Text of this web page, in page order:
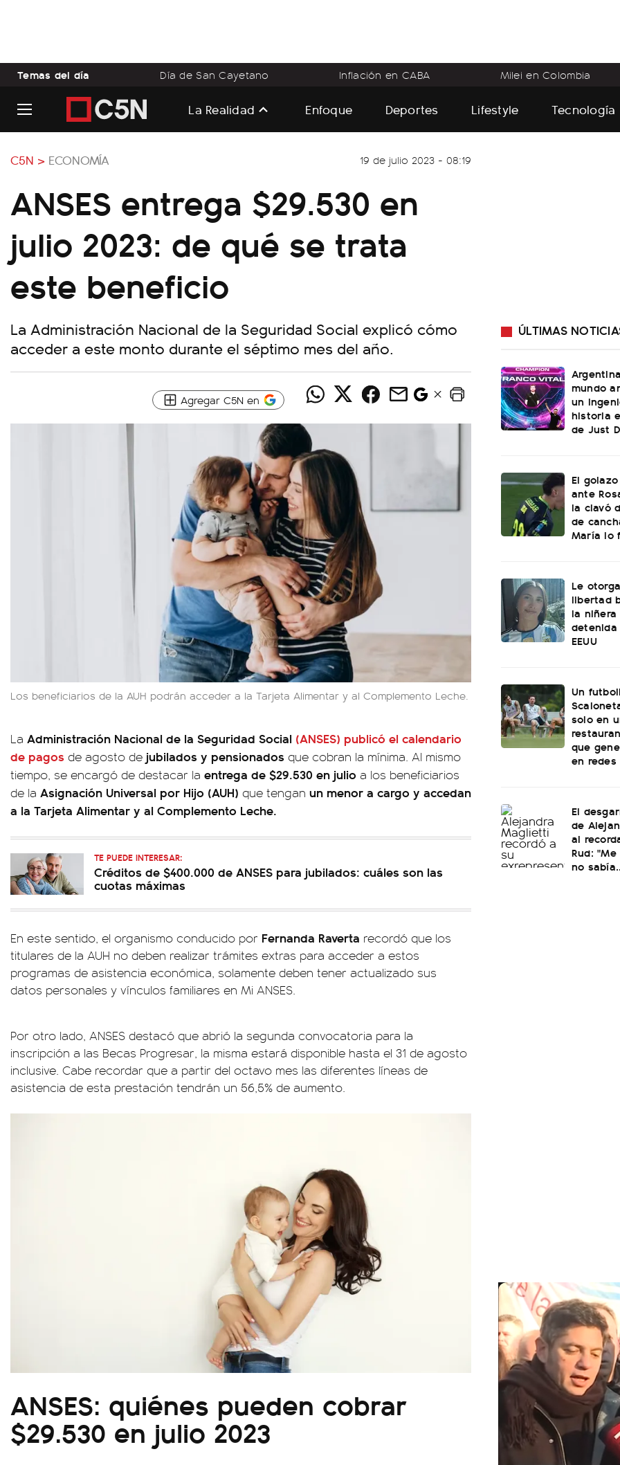
Temas del día Día de San Cayetano Inflación en CABA Milei en Colombia
La Realidad Enfoque Deportes Lifestyle Tecnología
C5N > ECONOMÍA 19 de julio 2023 - 08:19
ANSES entrega $29.530 en
julio 2023: de qué se trata
este beneficio
La Administración Nacional de la Seguridad Social explicó cómo
acceder a este monto durante el séptimo mes del año.
Agregar C5N en
Los beneficiarios de la AUH podrán acceder a la Tarjeta Alimentar y al Complemento Leche.
La Administración Nacional de la Seguridad Social (ANSES) publicó el calendario
de pagos de agosto de jubilados y pensionados que cobran la mínima. Al mismo
tiempo, se encargó de destacar la entrega de $29.530 en julio a los beneficiarios
de la Asignación Universal por Hijo (AUH) que tengan un menor a cargo y accedan
a la Tarjeta Alimentar y al Complemento Leche.
TE PUEDE INTERESAR:
Créditos de $400.000 de ANSES para jubilados: cuáles son las
cuotas máximas
En este sentido, el organismo conducido por Fernanda Raverta recordó que los
titulares de la AUH no deben realizar trámites extras para acceder a estos
programas de asistencia económica, solamente deben tener actualizado sus
datos personales y vínculos familiares en Mi ANSES.
Por otro lado, ANSES destacó que abrió la segunda convocatoria para la
inscripción a las Becas Progresar, la misma estará disponible hasta el 31 de agosto
inclusive. Cabe recordar que a partir del octavo mes las diferentes líneas de
asistencia de esta prestación tendrán un 56,5% de aumento.
ANSES: quiénes pueden cobrar
$29.530 en julio 2023
ÚLTIMAS
mundo
un
historia
de Just
El
ante
la clavó
de
María lo
Le
libertad
la
detenida
EEUU
Un
solo en
que
en redes
El
de
al
Rud:
no